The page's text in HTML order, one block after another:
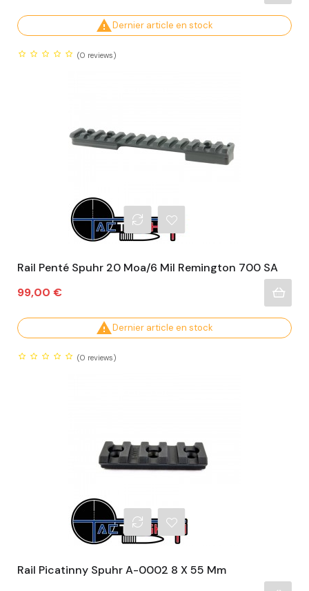
Dernier article en stock
(0 reviews)
Rail Penté Spuhr 20 Moa/6 Mil Remington 700 SA
Prix
99,00 €
Dernier article en stock
(0 reviews)
Rail Picatinny Spuhr A-0002 8 X 55 Mm